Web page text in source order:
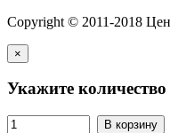
Copyright © 2011-2018
×
Укажите количество
В корзину